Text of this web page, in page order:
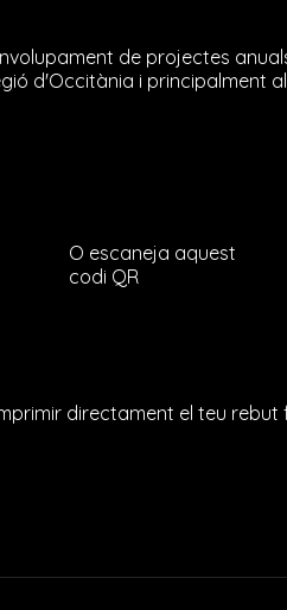
de projectes
d'Occitània i principalment
O escaneja aquest
codi QR
directament el teu rebut